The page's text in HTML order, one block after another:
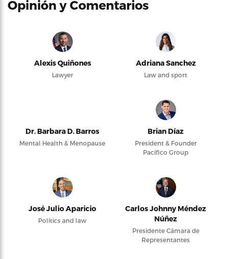
Opinión y Comentarios
Alexis Quiñones
Lawyer
Adriana Sanchez
Law and sport
Dr. Barbara D. Barros
Mental Health & Menopause
Brian Díaz
President & Founder
Pacifico Group
José Julio Aparicio
Politics and law
Carlos Johnny Méndez
Núñez
Presidente Cámara de
Representantes